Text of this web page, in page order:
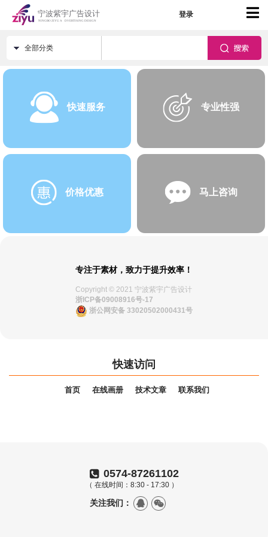
登录
全部分类
快速服务 专业性强
价格优惠 马上咨询
专注于素材，致力于提升效率！
Copyright © 2021 宁波紫宇广告设计
浙ICP备09008916号-17
浙公网安备 33020502000431号
快速访问
首页 在线画册 技术文章 联系我们
0574-87261102
（ 在线时间：8:30 - 17:30 ）
关注我们：